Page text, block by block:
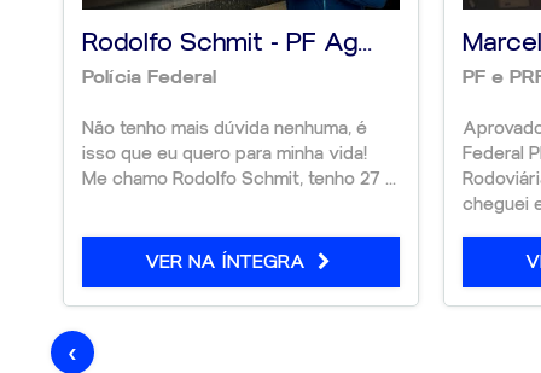
Acompanhamento motivacional ao longo da leitura
Rodolfo Schmit - PF Ag...
Polícia Federal
Não tenho mais dúvida nenhuma, é
isso que eu quero para minha vida!
Me chamo Rodolfo Schmit, tenho 27 ...
VER NA ÍNTEGRA
PF e
Federal
cheguei
‹